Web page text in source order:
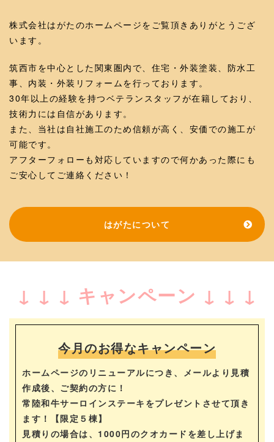
株式会社はがたのホームページをご覧頂きありがとうござ
います。
筑西市を中心とした関東圏内で、住宅・外装塗装、防水工
事、内装・外装リフォームを行っております。
30年以上の経験を持つベテランスタッフが在籍しており、
技術力には自信があります。
また、当社は自社施工のため信頼が高く、安価での施工が
可能です。
アフターフォローも対応していますので何かあった際にも
ご安心してご連絡ください！
はがたについて
↓ ↓ ↓ キャンペーン ↓ ↓ ↓
今月のお得なキャンペーン
ホームページのリニューアルにつき、メールより見積
作成後、ご契約の方に！
常陸和牛サーロインステーキをプレゼントさせて頂き
ます！【限定５棟】
見積りの場合は、1000円のクオカードを差し上げま